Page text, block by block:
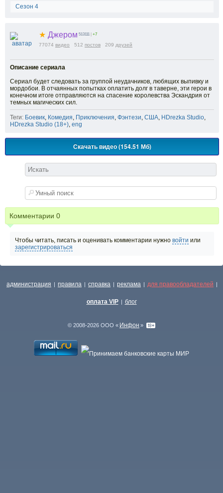
Сезон 4
★ Джером 513111 | +7
77074 видео 512 постов 209 друзей
Описание сериала
Сериал будет следовать за группой неудачников, любящих выпивку и
мордобои. В отчаянных попытках оплатить долг в таверне, эти герои в
конечном итоге отправляются на спасение королевства Эскандрия от
темных магических сил.
Теги: Боевик Комедия Приключения Фэнтези США HDrezka Studio
HDrezka Studio (18+) eng
Скачать видео (154.51 Мб)
Комментарии 0
Чтобы читать, писать и оценивать комментарии нужно войти или
зарегистрироваться
администрация | правила | справка | реклама | для правообладателей |
оплата VIP | блог
© 2008-2026 ООО « Инфон »